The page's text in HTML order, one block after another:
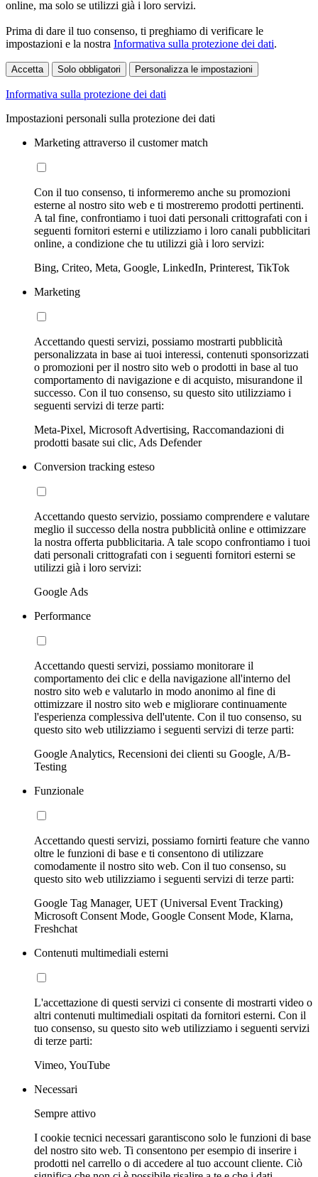
online, ma solo se utilizzi già i loro servizi.
Prima di dare il tuo consenso, ti preghiamo di verificare le
impostazioni e la nostra Informativa sulla protezione dei dati.
Accetta Solo obbligatori Personalizza le impostazioni
Informativa sulla protezione dei dati
Impostazioni personali sulla protezione dei dati
Marketing attraverso il customer match
Con il tuo consenso, ti informeremo anche su promozioni
esterne al nostro sito web e ti mostreremo prodotti pertinenti.
A tal fine, confrontiamo i tuoi dati personali crittografati con i
seguenti fornitori esterni e utilizziamo i loro canali pubblicitari
online, a condizione che tu utilizzi già i loro servizi:
Bing, Criteo, Meta, Google, LinkedIn, Printerest, TikTok
Marketing
Accettando questi servizi, possiamo mostrarti pubblicità
personalizzata in base ai tuoi interessi, contenuti sponsorizzati
o promozioni per il nostro sito web o prodotti in base al tuo
comportamento di navigazione e di acquisto, misurandone il
successo. Con il tuo consenso, su questo sito utilizziamo i
seguenti servizi di terze parti:
Meta-Pixel, Microsoft Advertising, Raccomandazioni di
prodotti basate sui clic, Ads Defender
Conversion tracking esteso
Accettando questo servizio, possiamo comprendere e valutare
meglio il successo della nostra pubblicità online e ottimizzare
la nostra offerta pubblicitaria. A tale scopo confrontiamo i tuoi
dati personali crittografati con i seguenti fornitori esterni se
utilizzi già i loro servizi:
Google Ads
Performance
Accettando questi servizi, possiamo monitorare il
comportamento dei clic e della navigazione all'interno del
nostro sito web e valutarlo in modo anonimo al fine di
ottimizzare il nostro sito web e migliorare continuamente
l'esperienza complessiva dell'utente. Con il tuo consenso, su
questo sito web utilizziamo i seguenti servizi di terze parti:
Google Analytics, Recensioni dei clienti su Google, A/B-
Testing
Funzionale
Accettando questi servizi, possiamo fornirti feature che vanno
oltre le funzioni di base e ti consentono di utilizzare
comodamente il nostro sito web. Con il tuo consenso, su
questo sito web utilizziamo i seguenti servizi di terze parti:
Google Tag Manager, UET (Universal Event Tracking)
Microsoft Consent Mode, Google Consent Mode, Klarna,
Freshchat
Contenuti multimediali esterni
L'accettazione di questi servizi ci consente di mostrarti video o
altri contenuti multimediali ospitati da fornitori esterni. Con il
tuo consenso, su questo sito web utilizziamo i seguenti servizi
di terze parti:
Vimeo, YouTube
Necessari
Sempre attivo
I cookie tecnici necessari garantiscono solo le funzioni di base
del nostro sito web. Ti consentono per esempio di inserire i
prodotti nel carrello o di accedere al tuo account cliente. Ciò